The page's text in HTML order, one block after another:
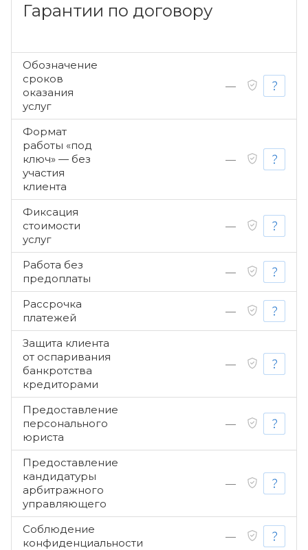
Гарантии по договору
Обозначение
сроков
оказания
услуг
—
Формат
работы «под
ключ» — без
участия
клиента
—
Фиксация
стоимости
услуг
—
Работа без
предоплаты
—
Рассрочка
платежей
—
Защита клиента
от оспаривания
банкротства
кредиторами
—
Предоставление
персонального
юриста
—
Предоставление
кандидатуры
арбитражного
управляющего
—
Соблюдение
конфиденциальности
—